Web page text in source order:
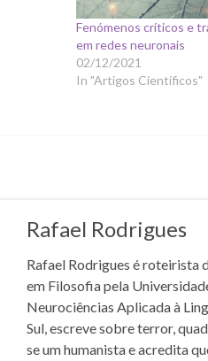
Fenómenos críticos e
em redes neuronais
02/12/2021
In "Artigos Científicos"
Rafael Rodrigues
Rafael Rodrigues é roteirista
em Filosofia pela
Neurociências Aplicada à
Sul, escreve sobre terror,
se um humanista e acredita